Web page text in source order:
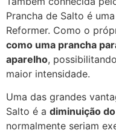
Prancha de Salto é
Reformer. Como o
como uma prancha
aparelho, possibilitando
maior intensidade.
Uma das grandes
Salto é a diminuição
normalmente seriam